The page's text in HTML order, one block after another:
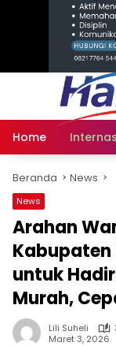
Home
Beranda News
News
Arahan
Kabupaten
untuk
Murah,
Lili Suheli
Maret 3, 2026